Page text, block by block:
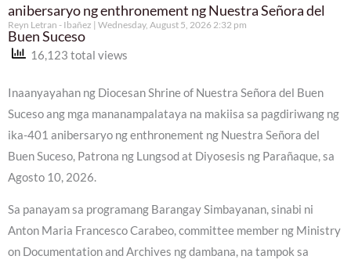
anibersaryo ng enthronement ng Nuestra Señora del
Buen Suceso
Reyn Letran - Ibañez Wednesday, August 5, 2026 2:32 pm
16,123 total views
Inaanyayahan ng Diocesan Shrine of Nuestra Señora del Buen
Suceso ang mga mananampalataya na makiisa sa pagdiriwang ng
ika-401 anibersaryo ng enthronement ng Nuestra Señora del
Buen Suceso, Patrona ng Lungsod at Diyosesis ng Parañaque, sa
Agosto 10, 2026.
Sa panayam sa programang Barangay Simbayanan, sinabi ni
Anton Maria Francesco Carabeo, committee member ng Ministry
on Documentation and Archives ng dambana, na tampok sa